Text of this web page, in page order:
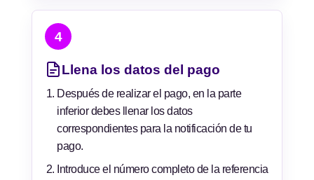
4
Llena los datos del pago
Después de realizar el pago, en la parte
inferior debes llenar los datos
correspondientes para la notificación de tu
pago.
Introduce el número completo de la referencia